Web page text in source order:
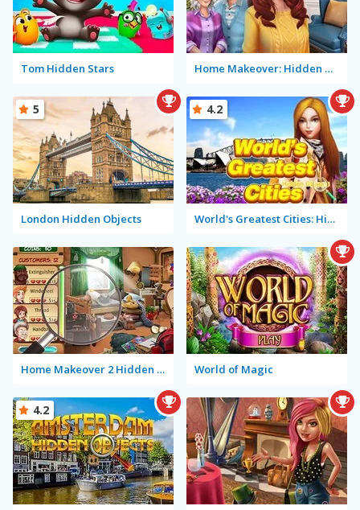
Tom Hidden Stars Home Makeover: Hidden Object
London Hidden Objects
5
World's Greatest Cities: Hidden Objects
4.2
Home Makeover 2 Hidden Object World of Magic
4.2